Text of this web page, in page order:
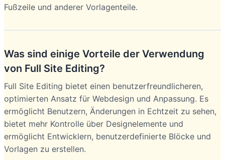
Fußzeile und anderer Vorlagenteile.
Was sind einige Vorteile der Verwendung
von Full Site Editing?
Full Site Editing bietet einen benutzerfreundlicheren,
optimierten Ansatz für Webdesign und Anpassung. Es
ermöglicht Benutzern, Änderungen in Echtzeit zu sehen,
bietet mehr Kontrolle über Designelemente und
ermöglicht Entwicklern, benutzerdefinierte Blöcke und
Vorlagen zu erstellen.